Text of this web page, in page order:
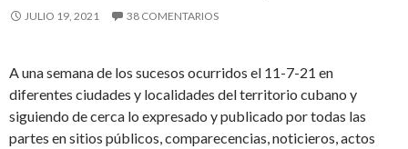
JULIO 19, 2021 38 COMENTARIOS
A una semana de los sucesos ocurridos el 11-7-21 en
diferentes ciudades y localidades del territorio cubano y
siguiendo de cerca lo expresado y publicado por todas las
partes en sitios públicos, comparecencias, noticieros, actos